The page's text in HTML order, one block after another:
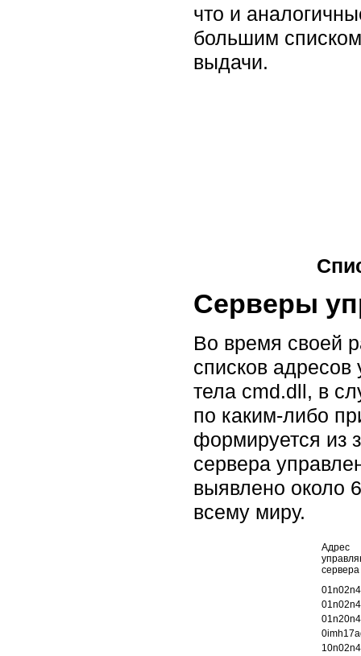
что и
большим
выдачи.
Серверы
Во время своей
списков
тела cmd.dll, в
по каким-либо
формируется из
сервера
выявлено около
всему миру.
Адрес
сервера